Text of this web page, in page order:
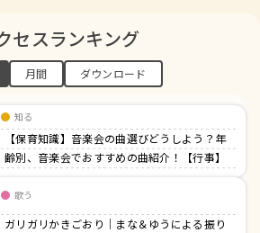
セスランキング
月間 ダウンロード
知る
【保育知識】音楽会の曲選びどうしよう？年
齢別、音楽会でおすすめの曲紹介！【行事】
歌う
ガリガリかきごおり｜まな＆ゆうによる振り